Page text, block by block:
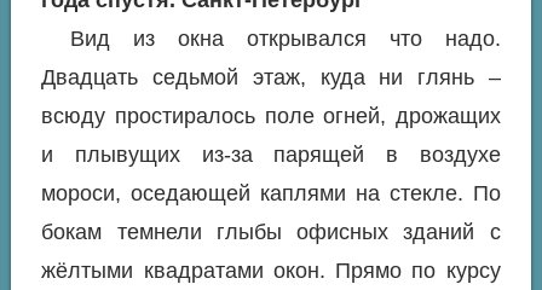
Вид из окна открывался что надо.
Двадцать седьмой этаж, куда ни глянь –
всюду простиралось поле огней, дрожащих
и плывущих из-за парящей в воздухе
мороси, оседающей каплями на стекле. По
бокам темнели глыбы офисных зданий с
жёлтыми квадратами окон. Прямо по курсу